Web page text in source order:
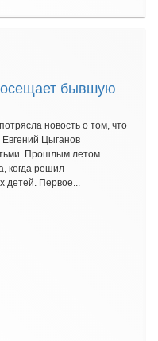
бывшую
новость о том, что
Цыганов
Прошлым летом
когда решил
детей. Первое...